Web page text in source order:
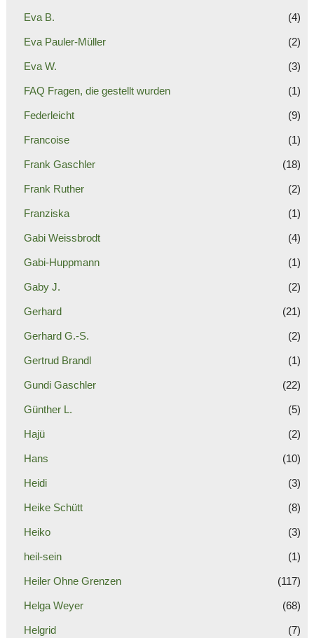
Eva B. (4)
Eva Pauler-Müller (2)
Eva W. (3)
FAQ Fragen, die gestellt wurden (1)
Federleicht (9)
Francoise (1)
Frank Gaschler (18)
Frank Ruther (2)
Franziska (1)
Gabi Weissbrodt (4)
Gabi-Huppmann (1)
Gaby J. (2)
Gerhard (21)
Gerhard G.-S. (2)
Gertrud Brandl (1)
Gundi Gaschler (22)
Günther L. (5)
Hajü (2)
Hans (10)
Heidi (3)
Heike Schütt (8)
Heiko (3)
heil-sein (1)
Heiler Ohne Grenzen (117)
Helga Weyer (68)
Helgrid (7)